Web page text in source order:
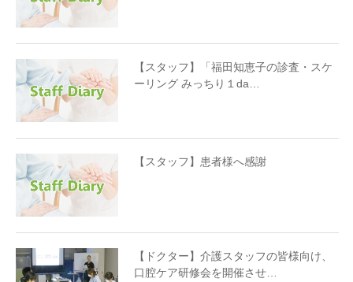
【スタッフ】「福田知恵子の診査・スケ
ーリング みっちり１da…
【スタッフ】患者様へ感謝
【ドクター】介護スタッフの皆様向け、
口腔ケア研修会を開催させ…